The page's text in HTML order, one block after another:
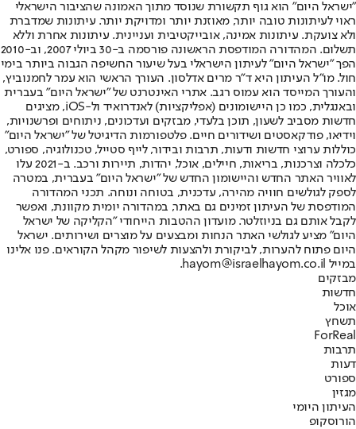
"ישראל היום" הוא גוף תקשורת שנוסד מתוך האמונה שהציבור הישראלי
ראוי לעיתונות טובה יותר, מאוזנת יותר ומדויקת יותר. עיתונות שמדברת
ולא צועקת. עיתונות אמינה, אובייקטיבית ועניינית. עיתונות אחרת וללא
תשלום. המהדורה המודפסת הראשונה פורסמה ב-30 ביולי 2007, וב-2010
הפך "ישראל היום" לעיתון הישראלי בעל שיעור החשיפה הגבוה ביותר בימי
חול. מו"ל העיתון היא ד"ר מרים אדלסון. העורך הראשי הוא עמר לחמנוביץ,
והעורך המייסד הוא עמוס רגב. אתרי האינטרנט של "ישראל היום" בעברית
ובאנגלית, כמו כן היישומונים (אפליקציות) לאנדרואיד ול-iOS, מציגים
חדשות מסביב לשעון, תוכן בלעדי, מבזקים ועדכונים, ניתוחים ופרשנויות,
וידיאו, פודקאסטים ושידורים חיים. פלטפורמות הדיגיטל של "ישראל היום"
כוללות ערוצי חדשות ודעות, תרבות ובידור, לייף סטייל, טכנולוגיה, ספורט,
כלכלה וצרכנות, בריאות, חיילים, אוכל, יהדות, תיירות ורכב. ב-2021 עלו
לאוויר האתר החדש והיישומון החדש של "ישראל היום" בעברית, במטרה
לספק לגולשים חוויה מהירה, עדכנית, בטוחה ונוחה. תכני המהדורה
המודפסת של העיתון זמינים גם באתר, במהדורה יומית מקוונת, ואפשר
לקבל אותם גם בניוזלטר. מועדון ההטבות הייחודי "הקליקה של ישראל
היום" מציע לגולשי האתר הנחות ומבצעים על מוצרים ושירותים. ישראל
היום פתוח להערות, לביקורת ולהצעות לשיפור מקהל הקוראים. פנו אלינו
במייל hayom@israelhayom.co.il.
מבזקים
חדשות
אוכל
תשחץ
ForReal
תרבות
דעות
ספורט
מגזין
העיתון היומי
הורוסקופ